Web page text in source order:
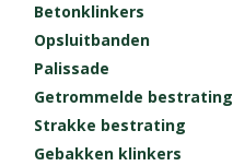
Betonklinkers
Opsluitbanden
Palissade
Getrommelde bestrating
Strakke bestrating
Gebakken klinkers